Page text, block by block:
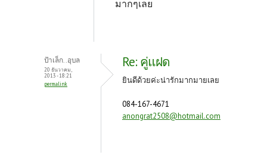
มากๆเลย
ป้าเล็ก..อุบล
20 ธันวาคม,
2013 - 18:21
permalink
Re: คู่แฝด
ยินดีด้วยค่ะน่ารักมากมายเลย
084-167-4671
anongrat2508@hotmail.com